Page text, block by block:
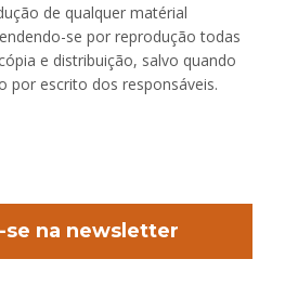
de qualquer matérial
se por reprodução todas
e distribuição, salvo quando
por escrito dos responsáveis.
se na newsletter